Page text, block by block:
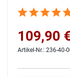
109,90
Artikel-Nr.: 236-40-